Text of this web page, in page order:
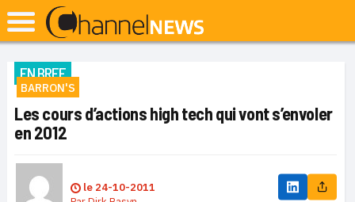
EN BREF
BARRON'S
Les cours d’actions high tech qui vont s’envoler
en 2012
le 24-10-2011